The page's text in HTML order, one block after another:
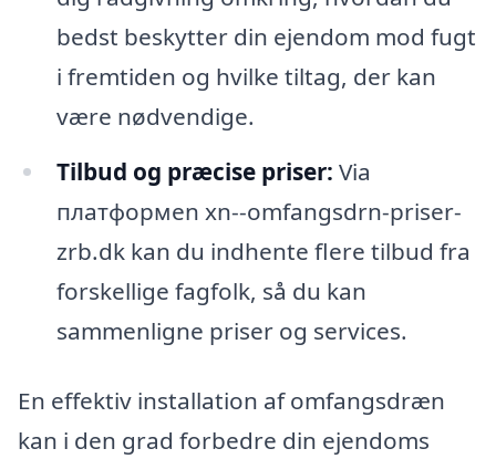
bedst beskytter din ejendom mod fugt
i fremtiden og hvilke tiltag, der kan
være nødvendige.
Tilbud og præcise priser: Via
платформen xn--omfangsdrn-priser-
zrb.dk kan du indhente flere tilbud fra
forskellige fagfolk, så du kan
sammenligne priser og services.
En effektiv installation af omfangsdræn
kan i den grad forbedre din ejendoms